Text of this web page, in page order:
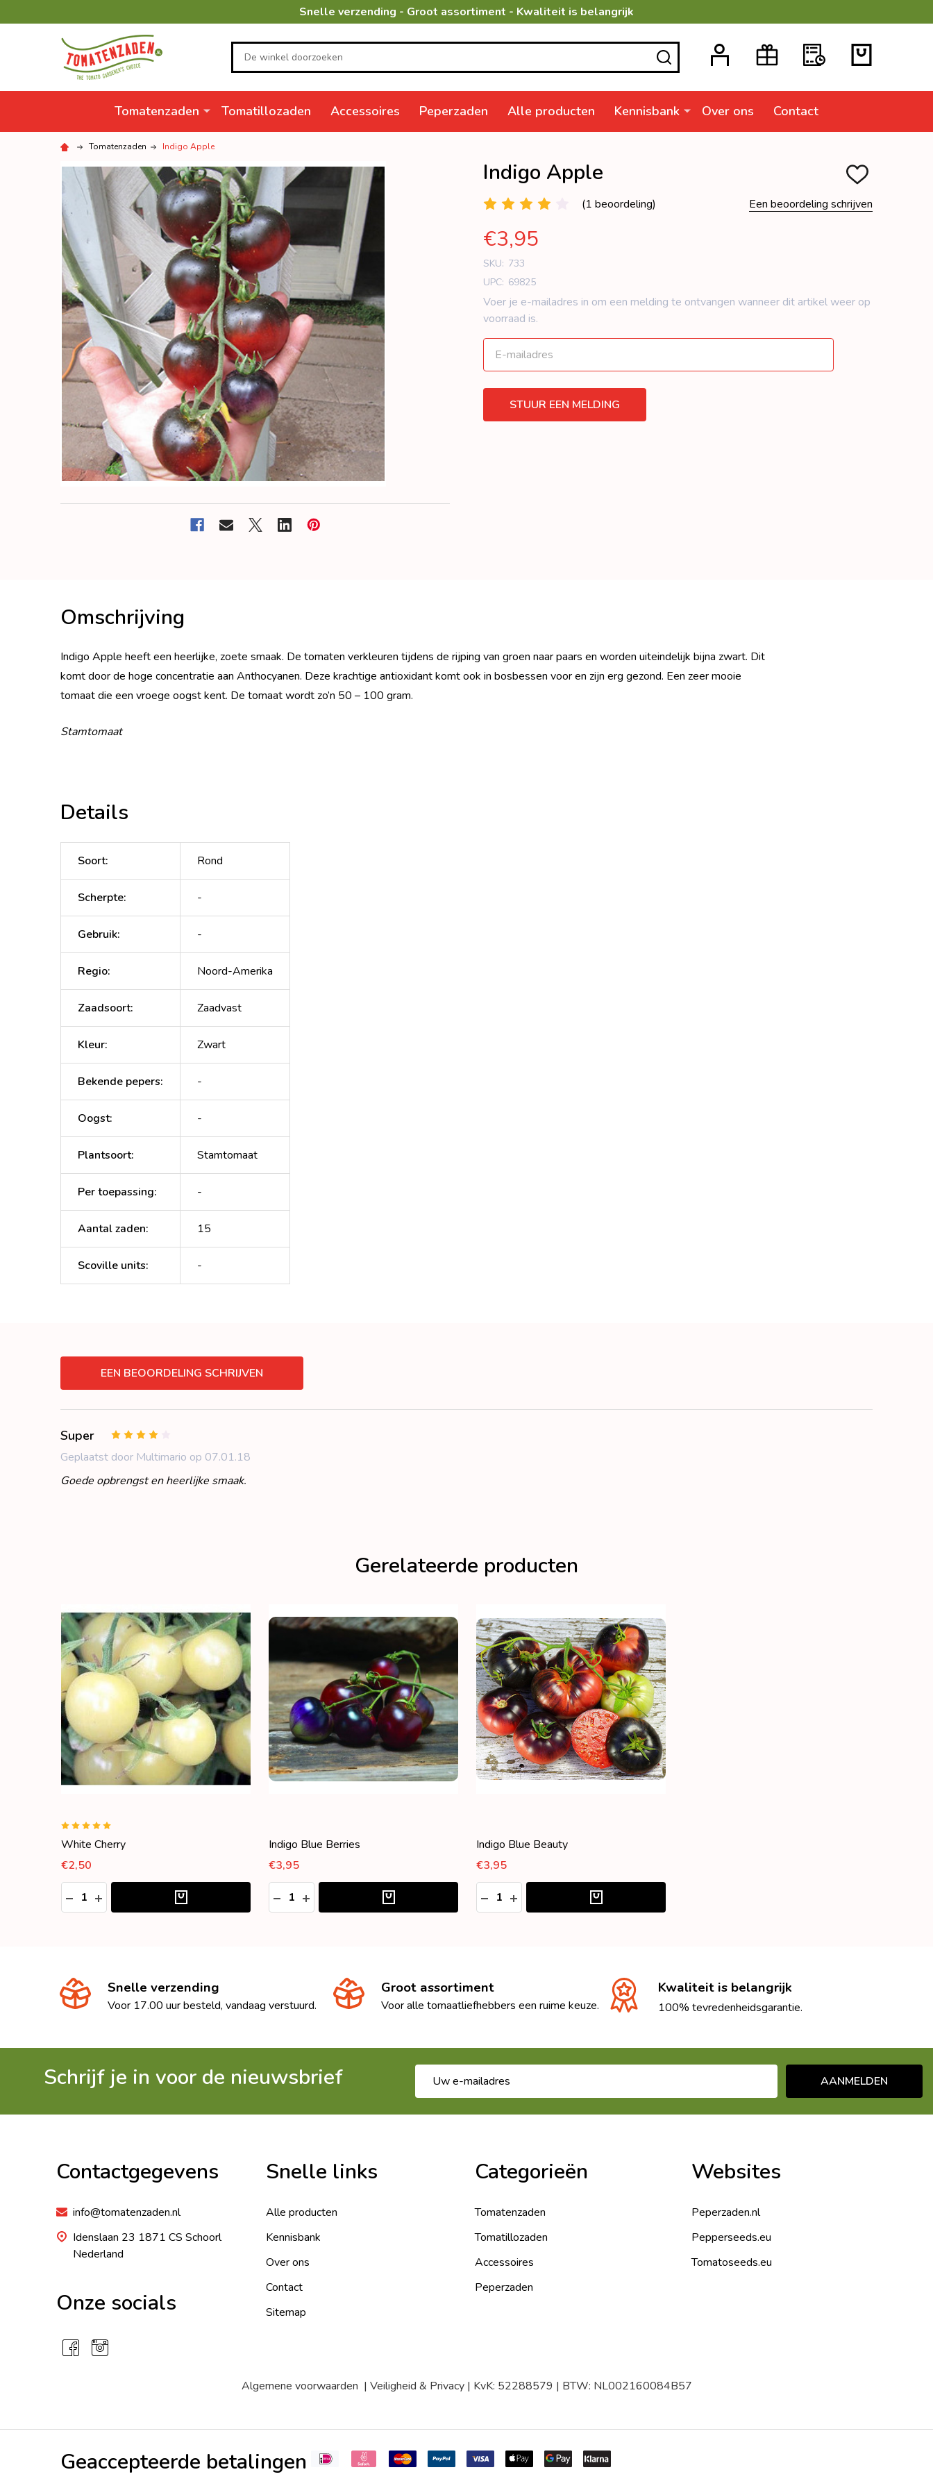
Snelle verzending - Groot assortiment - Kwaliteit is belangrijk
Zoeken ZOEKEN
Tomatenzaden Tomatillozaden Accessoires Peperzaden Alle producten Kennisbank Over ons Contact
Tomatenzaden Indigo Apple
Indigo Apple TOEVOEGEN
(1 beoordeling) Een beoordeling schrijven
€3,95
SKU: 733
UPC: 69825
Voer je e-mailadres in om een ​​melding te ontvangen wanneer dit artikel weer op
voorraad is.
Omschrijving
Indigo Apple heeft een heerlijke, zoete smaak. De tomaten verkleuren tijdens de rijping van groen naar paars en worden uiteindelijk bijna zwart. Dit
komt door de hoge concentratie aan Anthocyanen. Deze krachtige antioxidant komt ook in bosbessen voor en zijn erg gezond. Een zeer mooie
tomaat die een vroege oogst kent. De tomaat wordt zo’n 50 – 100 gram.
Stamtomaat
Details
Soort: Rond
Scherpte: -
Gebruik: -
Regio: Noord-Amerika
Zaadsoort: Zaadvast
Kleur: Zwart
Bekende pepers: -
Oogst: -
Plantsoort: Stamtomaat
Per toepassing: -
Aantal zaden: 15
Scoville units: -
EEN BEOORDELING SCHRIJVEN
Super
Geplaatst door Multimario op 07.01.18
Goede opbrengst en heerlijke smaak.
Gerelateerde producten
White Cherry
€2,50
Aantal:
HOEVEELHEID VERLAGEN VAN UNDEFINED
HOEVEELHEID VERHOGEN VAN UNDEFINED
Indigo Blue Berries
€3,95
Aantal:
HOEVEELHEID VERLAGEN VAN UNDEFINED
HOEVEELHEID VERHOGEN VAN UNDEFINED
Indigo Blue Beauty
€3,95
Aantal:
HOEVEELHEID VERLAGEN VAN UNDEFINED
HOEVEELHEID VERHOGEN VAN UNDEFINED
Snelle verzending
Voor 17.00 uur besteld, vandaag verstuurd.
Groot assortiment
Voor alle tomaatliefhebbers een ruime keuze.
Kwaliteit is belangrijk
100% tevredenheidsgarantie.
Schrijf je in voor de nieuwsbrief
mailadres
AANMELDEN
Contactgegevens
info@tomatenzaden.nl
Idenslaan 23 1871 CS Schoorl
Nederland
Onze socials
Snelle links
Alle producten
Kennisbank
Over ons
Contact
Sitemap
Categorieën
Tomatenzaden
Tomatillozaden
Accessoires
Peperzaden
Websites
Peperzaden.nl
Pepperseeds.eu
Tomatoseeds.eu
Algemene voorwaarden | Veiligheid & Privacy| KvK: 52288579 | BTW: NL002160084B57
Geaccepteerde betalingen